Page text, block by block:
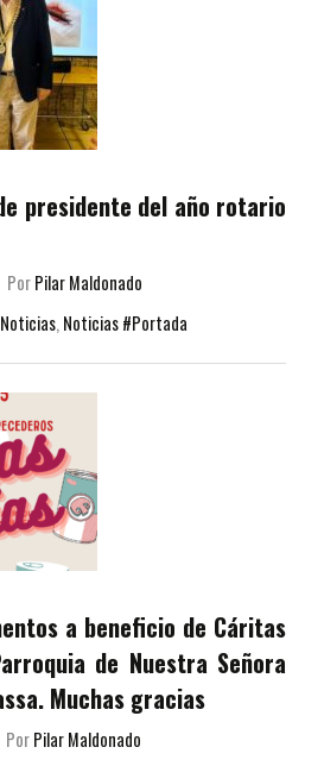
presidente del año rotario
PorPilar Maldonado
Noticias, Noticias #Portada
a beneficio de Cáritas
de Nuestra Señora
Muchas gracias
PorPilar Maldonado